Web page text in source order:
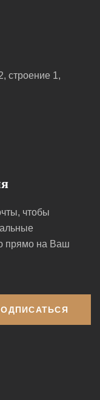
строение 1,
чтобы
прямо на Ваш